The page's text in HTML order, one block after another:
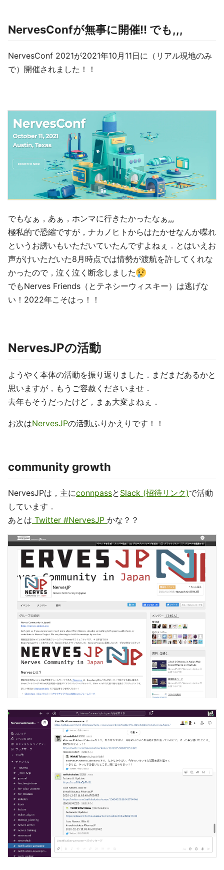
NervesConfが無事に開催!! でも,,,
NervesConf 2021が2021年10月11日に（リアル現地のみ
で）開催されました！！
でもなぁ，あぁ，ホンマに行きたかったなぁ,,,
極私的で恐縮ですが，ナカノヒトからはたかせなんか喋れ
というお誘いもいただいていたんですよねぇ．とはいえお
声がけいただいた8月時点では情勢が渡航を許してくれな
かったので，泣く泣く断念しました
でもNerves Friends（とテネシーウィスキー）は逃げな
い！2022年こそはっ！！
NervesJPの活動
ようやく本体の活動を振り返りました．まだまだあるかと
思いますが，もうご容赦くださいませ．
去年もそうだったけど，まぁ大変よねぇ．
お次はNervesJPの活動ふりかえりです！！
community growth
NervesJPは，主にconnpassと Slack (招待リンク)で活動
しています．
あとは Twitter #NervesJP かな？？